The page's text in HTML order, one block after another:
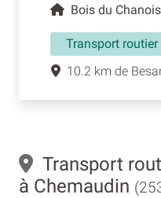
Bois du
Transport routier
10.2 km de
Transport
à Chemaudin